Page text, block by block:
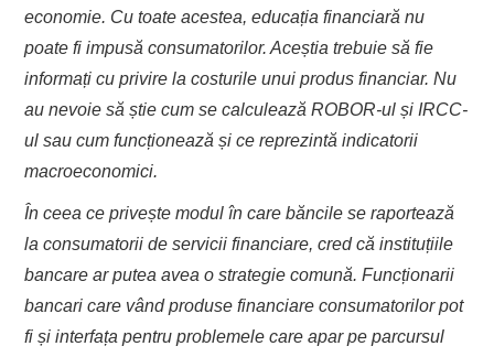
economie. Cu toate acestea, educația financiară nu
poate fi impusă consumatorilor. Aceștia trebuie să fie
informați cu privire la costurile unui produs financiar. Nu
au nevoie să știe cum se calculează ROBOR-ul și IRCC-
ul sau cum funcționează și ce reprezintă indicatorii
macroeconomici.
În ceea ce privește modul în care băncile se raportează
la consumatorii de servicii financiare, cred că instituțiile
bancare ar putea avea o strategie comună. Funcționarii
bancari care vând produse financiare consumatorilor pot
fi și interfața pentru problemele care apar pe parcursul